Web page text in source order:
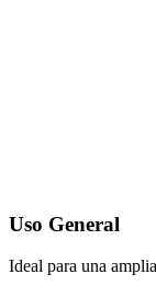
Uso General
Ideal para una